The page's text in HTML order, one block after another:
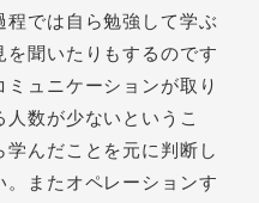
では自ら勉強して学ぶ
聞いたりもするのです
ュニケーションが取り
数が少ないというこ
学んだことを元に判断し
またオペレーションす